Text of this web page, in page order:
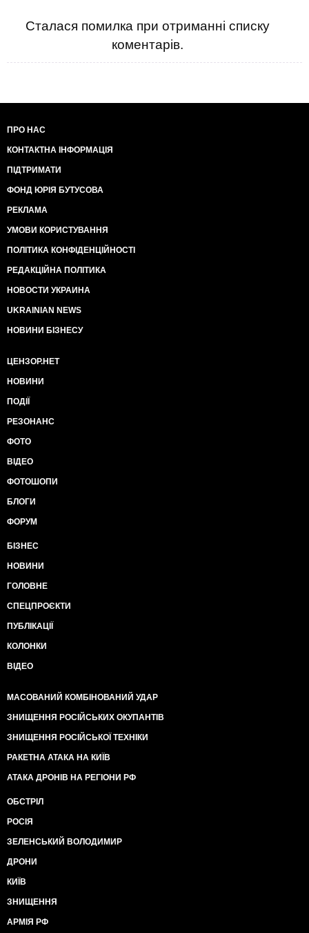
Сталася помилка при отриманні списку
коментарів.
ПРО НАС
КОНТАКТНА ІНФОРМАЦІЯ
ПІДТРИМАТИ
ФОНД ЮРІЯ БУТУСОВА
РЕКЛАМА
УМОВИ КОРИСТУВАННЯ
ПОЛІТИКА КОНФІДЕНЦІЙНОСТІ
РЕДАКЦІЙНА ПОЛІТИКА
НОВОСТИ УКРАИНА
UKRAINIAN NEWS
НОВИНИ БІЗНЕСУ
ЦЕНЗОР.НЕТ
НОВИНИ
ПОДІЇ
РЕЗОНАНС
ФОТО
ВІДЕО
ФОТОШОПИ
БЛОГИ
ФОРУМ
БІЗНЕС
НОВИНИ
ГОЛОВНЕ
СПЕЦПРОЄКТИ
ПУБЛІКАЦІЇ
КОЛОНКИ
ВІДЕО
МАСОВАНИЙ КОМБІНОВАНИЙ УДАР
ЗНИЩЕННЯ РОСІЙСЬКИХ ОКУПАНТІВ
ЗНИЩЕННЯ РОСІЙСЬКОЇ ТЕХНІКИ
РАКЕТНА АТАКА НА КИЇВ
АТАКА ДРОНІВ НА РЕГІОНИ РФ
ОБСТРІЛ
РОСІЯ
ЗЕЛЕНСЬКИЙ ВОЛОДИМИР
ДРОНИ
КИЇВ
ЗНИЩЕННЯ
АРМІЯ РФ